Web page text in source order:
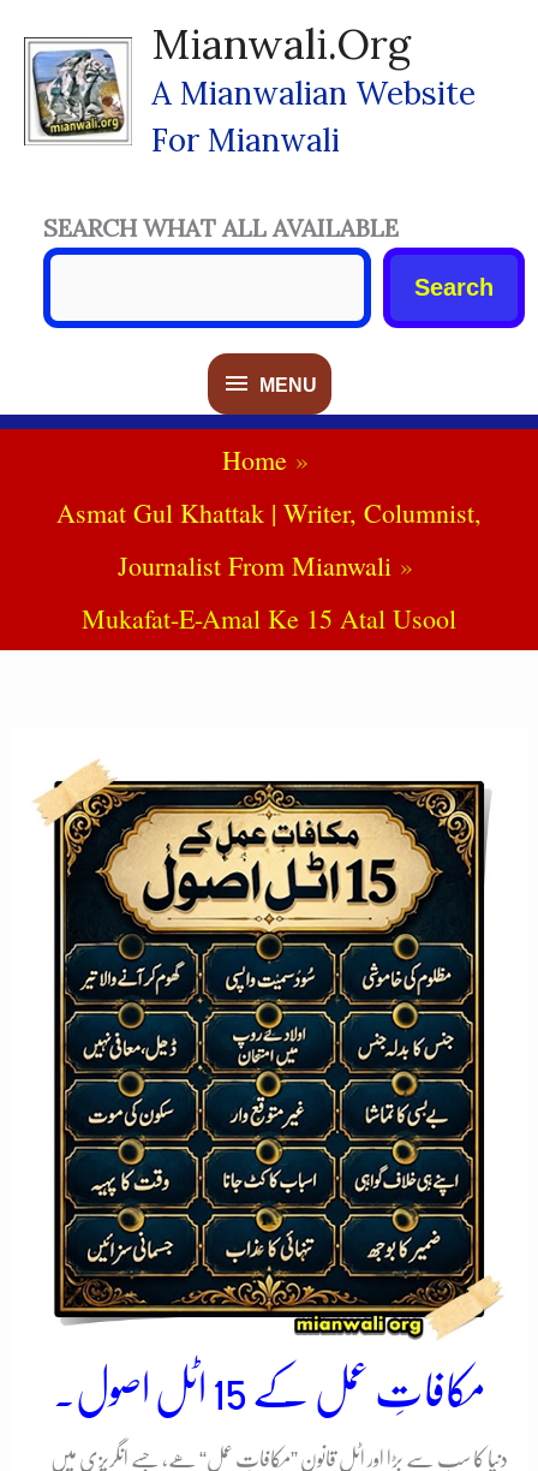
Content
Mianwali.org
A Mianwalian Website
For Mianwali
MENU
MENU
SEARCH WHAT ALL AVAILABLE
Search
Home
Asmat Gul Khattak | Writer, Columnist,
Journalist From Mianwali
Mukafat-E-Amal Ke 15 Atal Usool
مکافاتِ عمل کے 15 اٹل اصول۔
دنیا کا سب سے بڑا اور اٹل قانون ”مکافاتِ عمل“ ھے، جسے انگریزی میں